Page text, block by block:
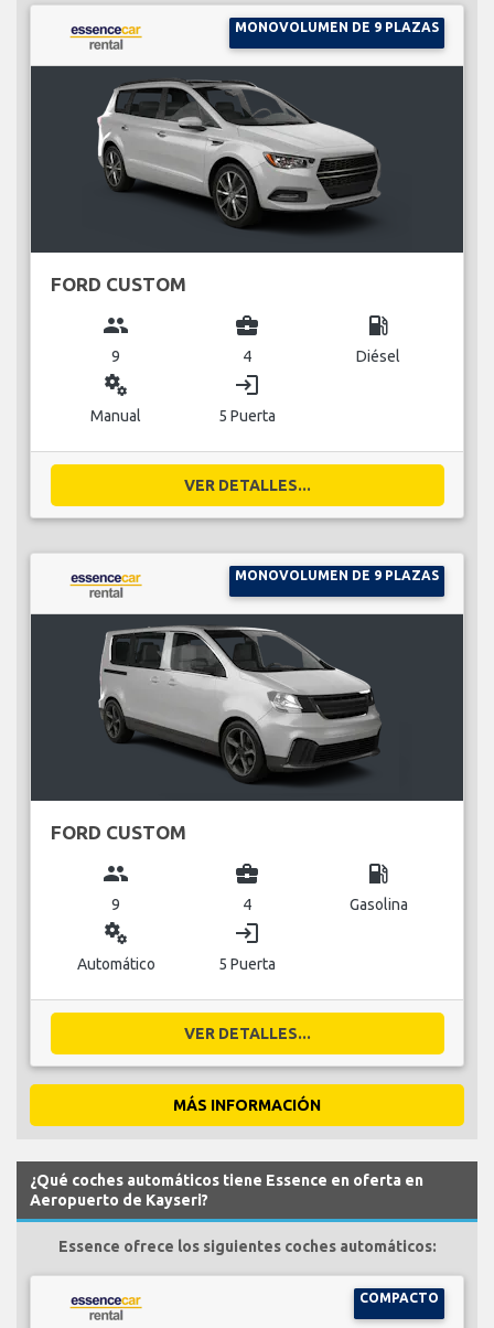
MONOVOLUMEN DE 9 PLAZAS
FORD CUSTOM
group
9
business_center
4
local_gas_station
Diésel
miscellaneous_services
Manual
login
5 Puerta
VER DETALLES...
MONOVOLUMEN DE 9 PLAZAS
FORD CUSTOM
group
9
business_center
4
local_gas_station
Gasolina
miscellaneous_services
Automático
login
5 Puerta
VER DETALLES...
MÁS INFORMACIÓN
¿Qué coches automáticos tiene Essence en oferta en
Aeropuerto de Kayseri?
Essence ofrece los siguientes coches automáticos:
COMPACTO